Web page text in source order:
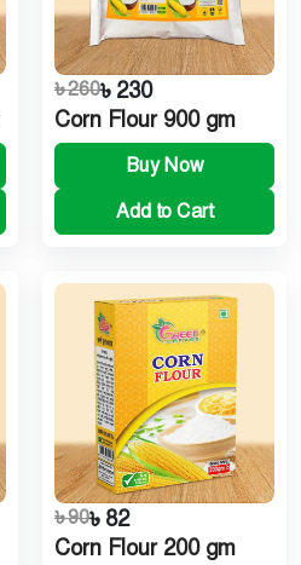
৳ 260৳ 230
Corn Flour 900 gm
Buy Now
Add to Cart
৳ 90৳ 82
Corn Flour 200 gm